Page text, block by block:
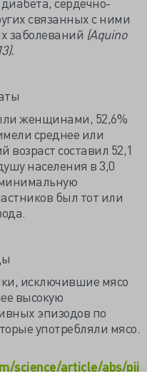
связанных с ними
заболеваний (Aquino
женщинами, 52,6%
среднее или
составил 52,1
населения в 3,0
был тот или
исключившие мясо
высокую
эпизодов по
употребляли мясо.
science/article/abs/pii